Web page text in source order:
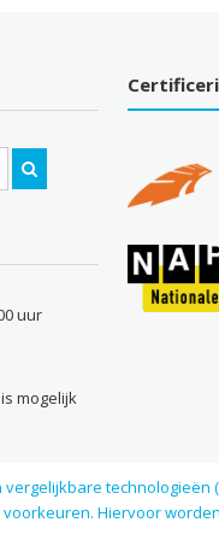
uur
mogelijk
voorkeuren. Hiervoor